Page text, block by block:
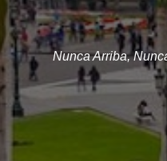
Nunca Arriba,